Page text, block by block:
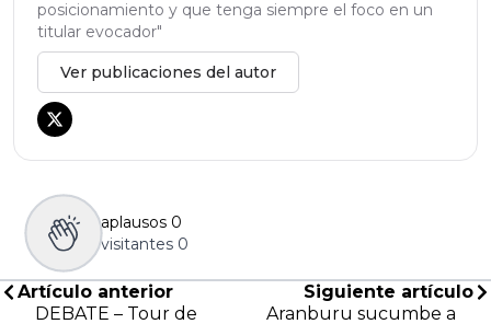
posicionamiento y que tenga siempre el foco en un
titular evocador"
Ver publicaciones del autor
aplausos 0
visitantes 0
Artículo anterior
DEBATE – Tour de
Siguiente artículo
Aranburu sucumbe a